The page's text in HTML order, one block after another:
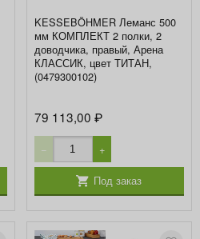
KESSEBÖHMER Леманс 500
мм КОМПЛЕКТ 2 полки, 2
доводчика, правый, Арена
КЛАССИК, цвет ТИТАН,
(0479300102)
79 113,00 ₽
− +
Под заказ